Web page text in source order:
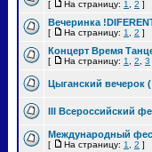
[ На страницу: 1 2 ]
Вечеринка
[ На страницу: 1 2 ]
Концерт Время
[ На страницу: 1 2 3
Цыганский вечерок (
III Всероссийский
Международный
[ На страницу: 1 2 ]